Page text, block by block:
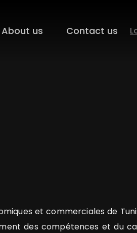
About us Contact us
et commerciales de
des compétences et du